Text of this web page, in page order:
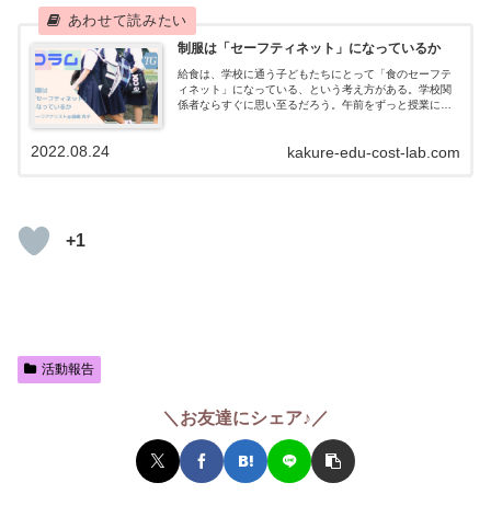
制服は「セーフティネット」になっているか
給食は、学校に通う子どもたちにとって「食のセーフテ
ィネット」になっている、という考え方がある。学校関
係者ならすぐに思い至るだろう。午前をずっと授業に集
kakure-edu-cost-lab.com
2022.08.24
+1
活動報告
＼お友達にシェア♪／